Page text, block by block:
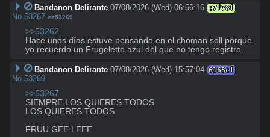
Bandanon Delirante 07/08/2026 (Wed) 06:56:16 c7f78f
No. 53267 >>53269
>>53262
Hace unos días estuve pensando en el choman soll porque
yo recuerdo un Frugelette azul del que no tengo registro.
Bandanon Delirante 07/08/2026 (Wed) 15:57:04 6168cf
No. 53269
>>53267
SIEMPRE LOS QUIERES TODOS
LOS QUIERES TODOS
FRUU GEE LEEE